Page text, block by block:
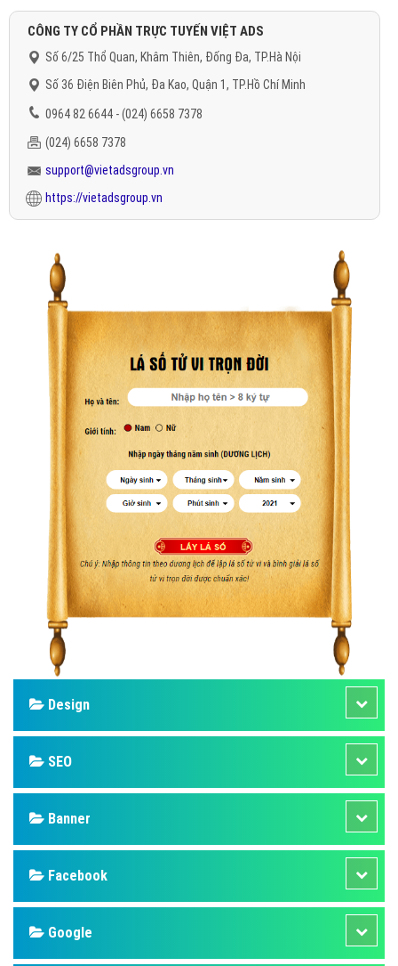
CÔNG TY CỔ PHẦN TRỰC TUYẾN VIỆT ADS
Số 6/25 Thổ Quan, Khâm Thiên, Đống Đa, TP.Hà Nội
Số 36 Điện Biên Phủ, Đa Kao, Quận 1, TP.Hồ Chí Minh
0964 82 6644 - (024) 6658 7378
(024) 6658 7378
support@vietadsgroup.vn
https://vietadsgroup.vn
Design
SEO
Banner
Facebook
Google